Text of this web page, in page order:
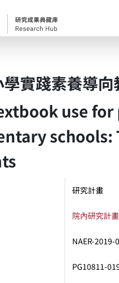
研究院-研
學實踐素養導
use
schools:
研究計畫
院內研究計畫
NAER-
PG10811-